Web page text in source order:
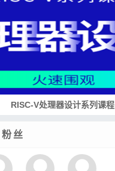
RISC-V处理器设计系列课程
丝